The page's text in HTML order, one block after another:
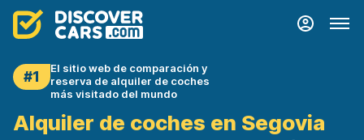
#1
El sitio web de comparación y
reserva de alquiler de coches
más visitado del mundo
Alquiler de coches en Segovia